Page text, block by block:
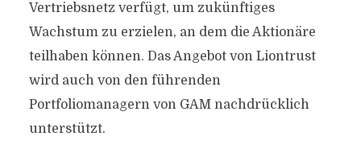
Vertriebsnetz verfügt, um zukünftiges
Wachstum zu erzielen, an dem die Aktionäre
teilhaben können. Das Angebot von Liontrust
wird auch von den führenden
Portfoliomanagern von GAM nachdrücklich
unterstützt.